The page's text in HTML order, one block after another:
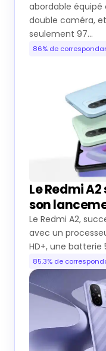
abordable équipé
double caméra,
seulement 97…
86% de
Le Redmi
son
Le Redmi A2,
avec un
HD+, une
85.3% de